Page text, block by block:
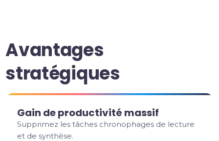
Avantages
stratégiques
Gain de productivité massif
Supprimez les tâches chronophages de lecture
et de synthèse.